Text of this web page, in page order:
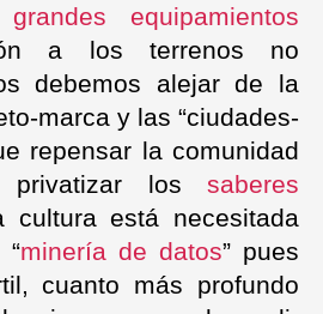
equipamientos
a los terrenos no
debemos alejar de la
marca y las “ciudades-
repensar la comunidad
privatizar los saberes
cultura está necesitada
minería de datos” pues
cuanto más profundo